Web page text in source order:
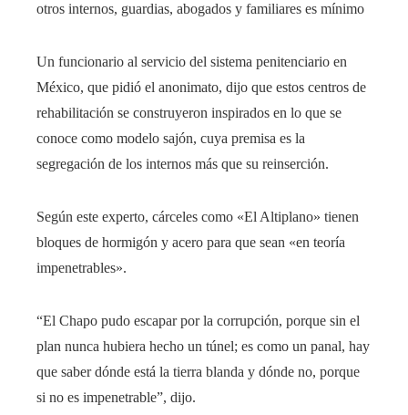
otros internos, guardias, abogados y familiares es mínimo
Un funcionario al servicio del sistema penitenciario en
México, que pidió el anonimato, dijo que estos centros de
rehabilitación se construyeron inspirados en lo que se
conoce como modelo sajón, cuya premisa es la
segregación de los internos más que su reinserción.
Según este experto, cárceles como «El Altiplano» tienen
bloques de hormigón y acero para que sean «en teoría
impenetrables».
“El Chapo pudo escapar por la corrupción, porque sin el
plan nunca hubiera hecho un túnel; es como un panal, hay
que saber dónde está la tierra blanda y dónde no, porque
si no es impenetrable”, dijo.